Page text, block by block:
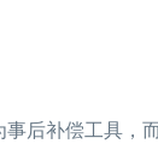
后补偿工具，